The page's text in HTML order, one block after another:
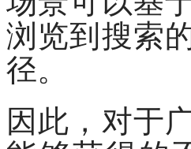
浏览到搜索
径。
因此，对于